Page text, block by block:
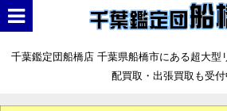
千葉鑑定団船橋店 千葉県船橋市にある超大
配買取・出張買取も受付